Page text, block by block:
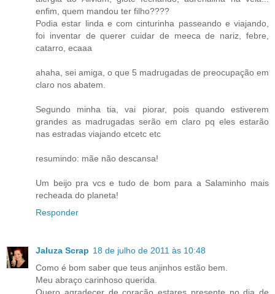
enfim, quem mandou ter filho????
Podia estar linda e com cinturinha passeando e viajando,
foi inventar de querer cuidar de meeca de nariz, febre,
catarro, ecaaa
ahaha, sei amiga, o que 5 madrugadas de preocupação em
claro nos abatem.
Segundo minha tia, vai piorar, pois quando estiverem
grandes as madrugadas serão em claro pq eles estarão
nas estradas viajando etcetc etc
resumindo: mãe não descansa!
Um beijo pra vcs e tudo de bom para a Salaminho mais
recheada do planeta!
Responder
Jaluza Scrap 18 de julho de 2011 às 10:48
Como é bom saber que teus anjinhos estão bem.
Meu abraço carinhoso querida.